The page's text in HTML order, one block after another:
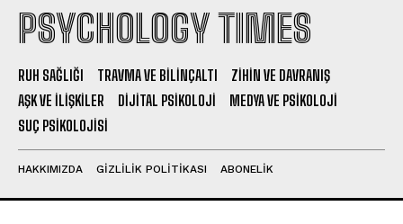
PSYCHOLOGY TIMES
RUH SAĞLIĞI TRAVMA VE BILINÇALTI
ZIHIN VE DAVRANIŞ
AŞK VE İLIŞKILER
DIJITAL PSIKOLOJI
MEDYA VE PSIKOLOJI
SUÇ PSIKOLOJISI
HAKKIMIZDA GIZLILIK POLITIKASI ABONELIK